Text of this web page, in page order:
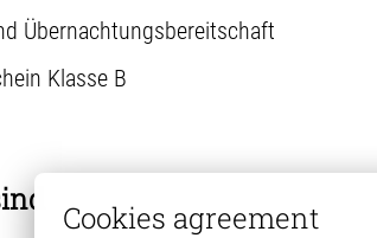
Cookies agreement
Übernachtungsbereitschaft
Klasse B